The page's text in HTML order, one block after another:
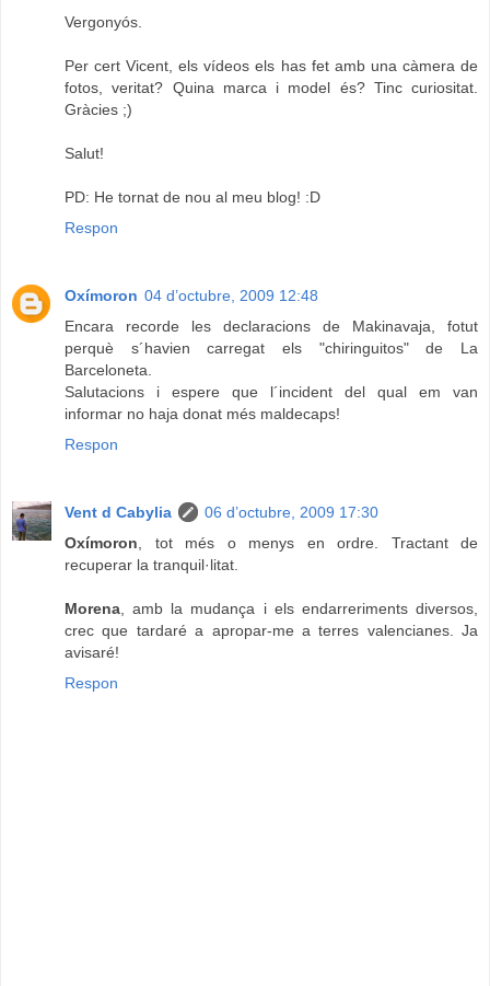
Vergonyós.
Per cert Vicent, els vídeos els has fet amb una càmera de
fotos, veritat? Quina marca i model és? Tinc curiositat.
Gràcies ;)
Salut!
PD: He tornat de nou al meu blog! :D
Respon
Oxímoron 04 d’octubre, 2009 12:48
Encara recorde les declaracions de Makinavaja, fotut
perquè s´havien carregat els "chiringuitos" de La
Barceloneta.
Salutacions i espere que l´incident del qual em van
informar no haja donat més maldecaps!
Respon
Vent d Cabylia
06 d’octubre, 2009 17:30
Oxímoron , tot més o menys en ordre. Tractant de
recuperar la tranquil·litat.
Morena , amb la mudança i els endarreriments diversos,
crec que tardaré a apropar-me a terres valencianes. Ja
avisaré!
Respon